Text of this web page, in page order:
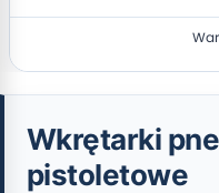
Wkrętarki
pistoletowe